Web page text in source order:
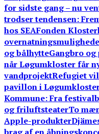
for sidste gang – nu
trodser tendensen:
hos SEAFonden
og bålhytteGangbro
når Løgumkloster får
vandprojektRefugiet
pavillon i
Kommune: Fra
og friluftsteaterTo
Apple-produkter